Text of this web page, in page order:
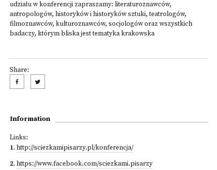
udziału w konferencji zapraszamy: literaturoznawców,
antropologów, historyków i historyków sztuki, teatrologów,
filmoznawców, kulturoznawców, socjologów oraz wszystkich
badaczy, którym bliska jest tematyka krakowska
Share:
Information
Links:
1. http://sciezkamipisarzy.pl/konferencja/
2. https://www.facebook.com/sciezkami.pisarzy